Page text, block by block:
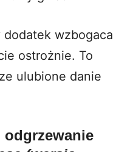
wzbogaca
ostrożnie. To
ulubione danie
odgrzewanie